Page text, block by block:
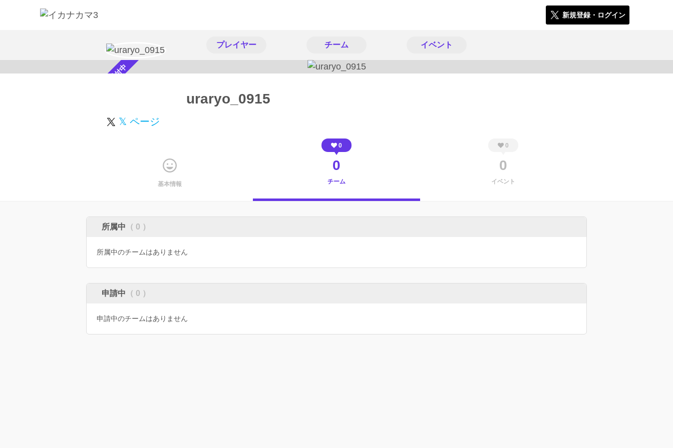
新規登録・ログイン
プレイヤー チーム イベント
スカウト受付中 uraryo_0915
𝕏 ページ
基本情報
0
0
チーム
0
0
イベント
所属中 （ 0 ）
所属中のチームはありません
申請中 （ 0 ）
申請中のチームはありません